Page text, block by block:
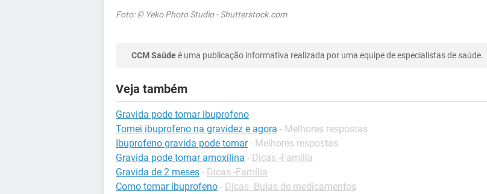
Foto: © Yeko Photo Studio - Shutterstock.com
CCM Saúdeé uma publicação informativa realizada por uma equipe de especialistas de saúde.
Veja também
Gravida pode tomar ibuprofeno
Tomei ibuprofeno na gravidez e agora - Melhores respostas
Ibuprofeno gravida pode tomar - Melhores respostas
Gravida pode tomar amoxilina - Dicas -Família
Gravida de 2 meses - Dicas -Família
Como tomar ibuprofeno - Dicas -Bulas de medicamentos